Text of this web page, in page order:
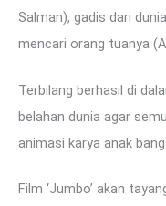
Salman), gadis dari
mencari orang tuanya
Terbilang berhasil di
belahan dunia agar
animasi karya anak
Film ‘Jumbo’ akan